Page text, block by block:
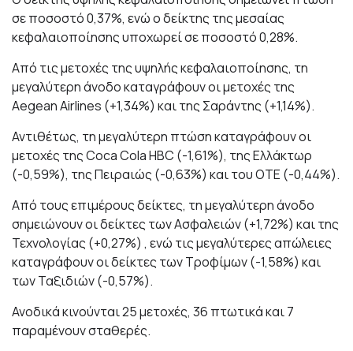
σε ποσοστό 0,37%, ενώ ο δείκτης της μεσαίας
κεφαλαιοποίησης υποχωρεί σε ποσοστό 0,28%.
Από τις μετοχές της υψηλής κεφαλαιοποίησης, τη
μεγαλύτερη άνοδο καταγράφουν οι μετοχές της
Aegean Airlines (+1,34%) και της Σαράντης (+1,14%).
Αντιθέτως, τη μεγαλύτερη πτώση καταγράφουν οι
μετοχές της Coca Cola HBC (-1,61%), της Ελλάκτωρ
(-0,59%), της Πειραιώς (-0,63%) και του ΟΤΕ (-0,44%).
Από τους επιμέρους δείκτες, τη μεγαλύτερη άνοδο
σημειώνουν οι δείκτες των Ασφαλειών (+1,72%) και της
Τεχνολογίας (+0,27%) , ενώ τις μεγαλύτερες απώλειες
καταγράφουν οι δείκτες των Τροφίμων (-1,58%) και
των Ταξιδιών (-0,57%).
Ανοδικά κινούνται 25 μετοχές, 36 πτωτικά και 7
παραμένουν σταθερές.